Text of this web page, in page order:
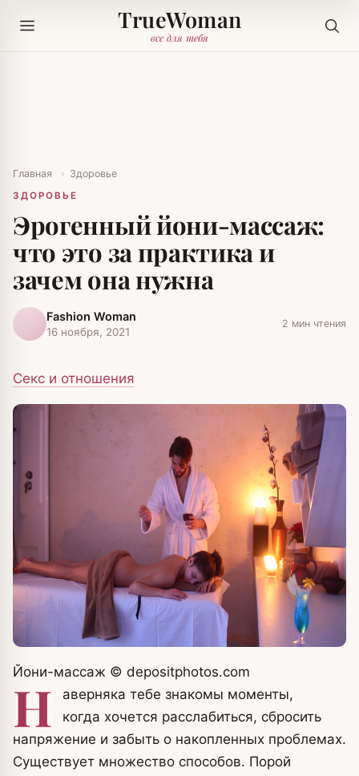
TrueWoman
все для тебя
Главная › Здоровье
ЗДОРОВЬЕ
Эрогенный йони-массаж:
что это за практика и
зачем она нужна
Fashion Woman
16 ноября, 2021
2 мин чтения
Секс и отношения
Йони-массаж © depositphotos.com
Н
аверняка тебе знакомы моменты,
когда хочется расслабиться, сбросить
напряжение и забыть о накопленных проблемах.
Существует множество способов. Порой